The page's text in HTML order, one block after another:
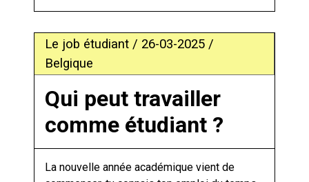
Le job étudiant / 26-03-2025 /
Belgique
Qui peut travailler
comme étudiant ?
La nouvelle année académique vient de